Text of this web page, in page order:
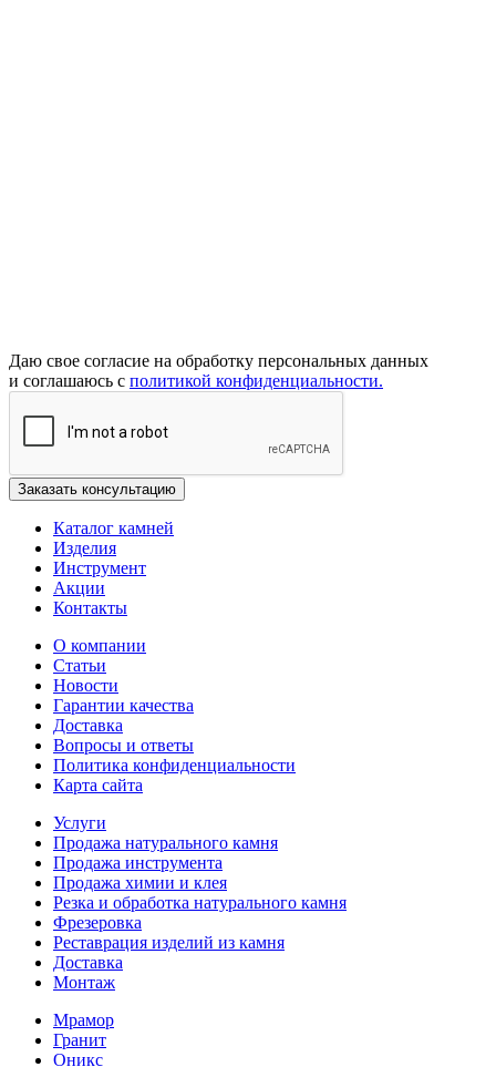
Даю свое согласие на обработку персональных данных
и соглашаюсь с политикой конфиденциальности.
Каталог камней
Изделия
Инструмент
Акции
Контакты
О компании
Статьи
Новости
Гарантии качества
Доставка
Вопросы и ответы
Политика конфиденциальности
Карта сайта
Услуги
Продажа натурального камня
Продажа инструмента
Продажа химии и клея
Резка и обработка натурального камня
Фрезеровка
Реставрация изделий из камня
Доставка
Монтаж
Мрамор
Гранит
Оникс